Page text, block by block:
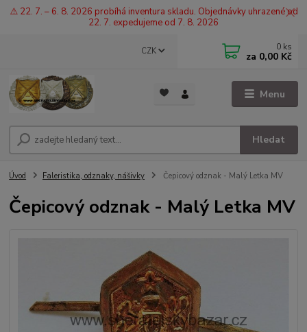
⚠️ 22. 7. – 6. 8. 2026 probíhá inventura skladu. Objednávky uhrazené od
22. 7. expedujeme od 7. 8. 2026
Menu
CZK
Hledat
0 ks
za 0,00 Kč
Úvod Faleristika, odznaky, nášivky Čepicový odznak - Malý Letka MV
Čepicový odznak - Malý Letka MV